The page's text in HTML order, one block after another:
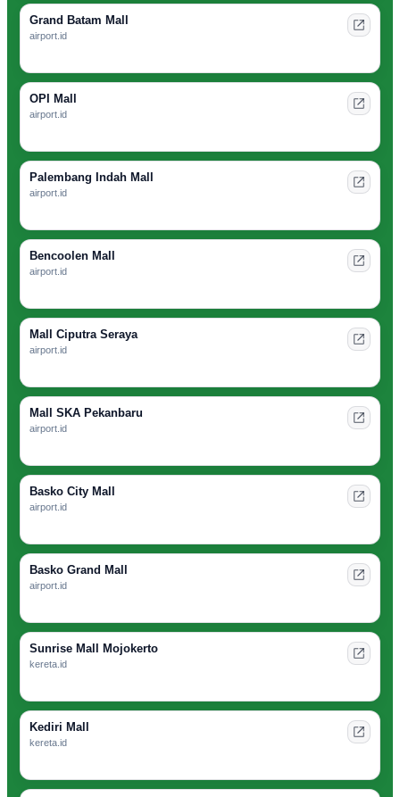
Grand Batam Mall
airport.id
OPI Mall
airport.id
Palembang Indah Mall
airport.id
Bencoolen Mall
airport.id
Mall Ciputra Seraya
airport.id
Mall SKA Pekanbaru
airport.id
Basko City Mall
airport.id
Basko Grand Mall
airport.id
Sunrise Mall Mojokerto
kereta.id
Kediri Mall
kereta.id